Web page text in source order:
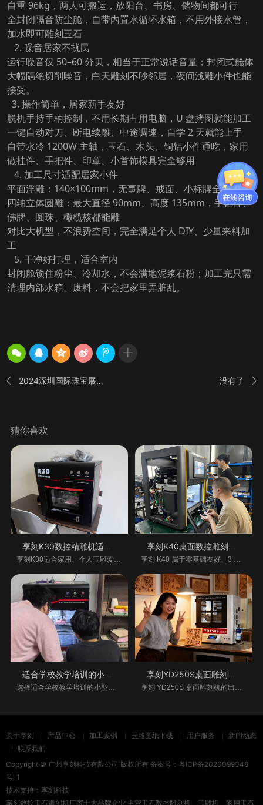
自重 96kg，两人可搬运，放阳台、书房、储物间都可行
全封闭隔音防尘舱，自带内置水循环水箱，不用外接水管，
加水即可雕刻玉石
2. 噪音居家不扰民
运行噪音仅 50–60 分贝，相当于正常说话音量；封闭式舱体
大幅隔绝切削噪音，白天雕刻不吵邻居，夜间浅雕小件也能
接受。
3. 操作简单，居家新手友好
脱机手持手柄控制，不用长期占用电脑，U 盘拷图就能加工
一键自动对刀、断电续雕、中途调速，自学 2 天就能上手
自带水冷 1200W 主轴，玉石、木头、铜铝小件通吃，家用
做挂件、手把件、印章、小首饰模具完全够用
4. 加工尺寸适配居家小件
平面浮雕：140×100mm，无事牌、戒面、小标牌全覆盖
四轴立体圆雕：最大直径 90mm、高度 135mm，手把件、
佛牌、圆珠、橄榄核都能雕
对比大机型，不浪费空间，完全满足个人 DIY、少量来料加
工
5. 干净好打理，适合室内
封闭舱锁住粉尘、冷却水，不会满地泥浆石粉；加工完只需
清理内部水箱、废料，不会把家里弄脏乱。
 2024深圳国际珠宝展诚邀您的莅临_享刻珠宝玉石雕 
没有了
猜你喜欢
选择适合学校教学培训的小型桌面雕刻机，需综 享刻 YD250S 桌面雕刻机的出现，打破了这一困境
关于享刻 产品中心 加工案例 玉雕图纸下载 用户服务
新闻动态
联系我们
Copyright © 广州享刻科技有限公司 版权所有 备案号： 粤ICP备2020099348
号-1
技术支持： 享刻科技
享刻数控玉石雕刻机厂家十大品牌企业 主营玉石数控雕刻机、玉雕机、家用玉石